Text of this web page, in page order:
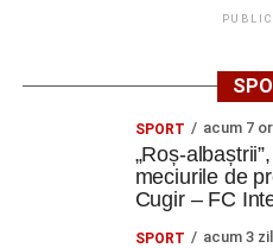
SPORT acum 7
„Roș-
meciurile de
Cugir – FC
SPORT acum 3